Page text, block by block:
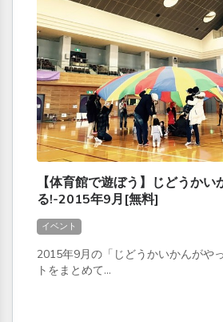
【体育館で遊ぼう】じどうかい
る!-2015年9月[無料]
イベント
2015年9月の「じどうかいかんがや
トをまとめて...